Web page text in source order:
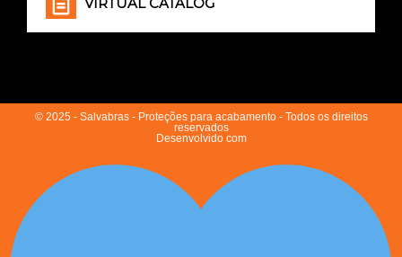
VIRTUAL CATALOG
© 2025 - Salvabras - Proteções para acabamento - Todos os direitos
reservados
Desenvolvido com